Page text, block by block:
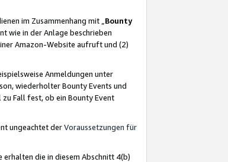
im Zusammenhang mit „ Bounty
wie in der Anlage beschrieben
Amazon-Website aufruft und (2)
Anmeldungen unter
wiederholter Bounty Events und
Fall fest, ob ein Bounty Event
ungeachtet derVoraussetzungen für
erhalten die in diesem Abschnitt 4(b)